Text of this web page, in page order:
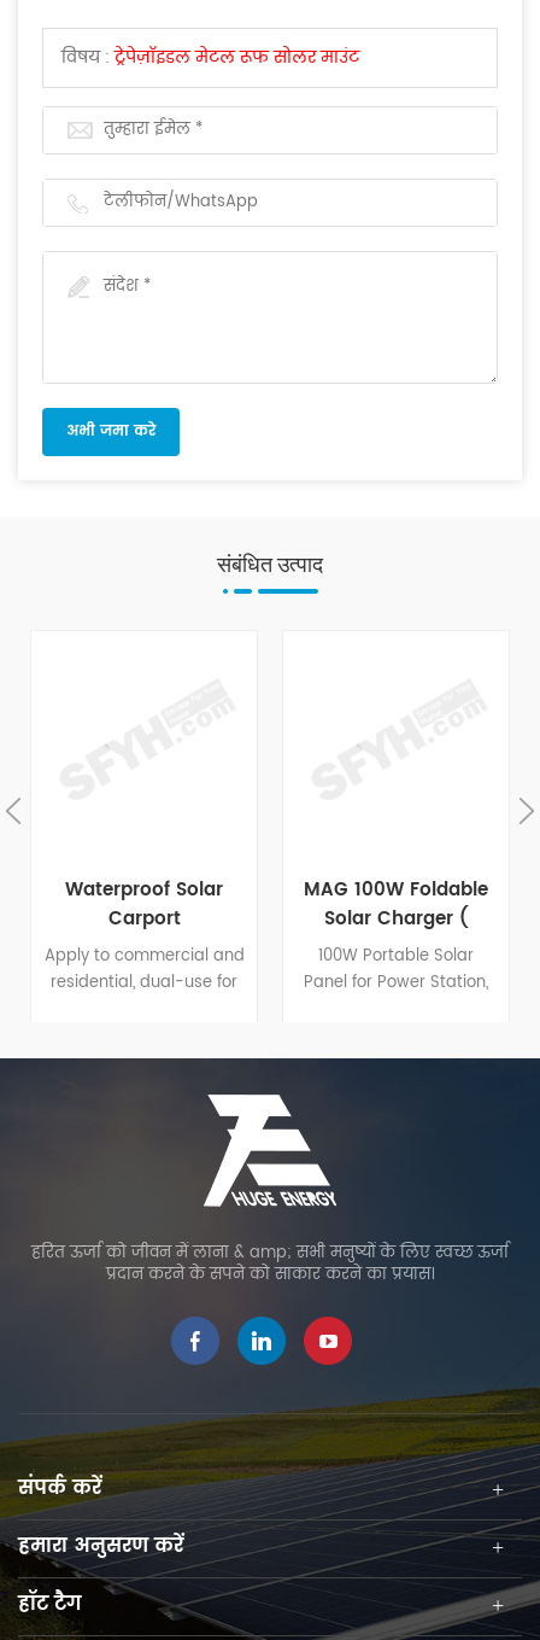
विषय :ट्रेपेज़ॉइडल मेटल रूफ सोलर माउंट
संबंधित उत्पाद
Waterproof Solar
Carport
Apply to commercial and
residential, dual-use for
MAG 100W Foldable
Solar Charger (
Stitched Version )
100W Portable Solar
Panel for Power Station,
Cable & USB/Type-C
Waterproof 2 Kickstands
for Outdoor Camping RV
हरित ऊर्जा को जीवन में लाना & amp; सभी मनुष्यों के लिए स्वच्छ ऊर्जा
प्रदान करने के सपने को साकार करने का प्रयास।
संपर्क करें
हमारा अनुसरण करें
हॉट टैग